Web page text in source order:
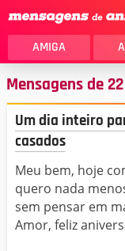
AMIGA
Mensagens de
Um dia inteiro
casados
Meu bem, hoje
quero nada
sem pensar em
Amor, feliz